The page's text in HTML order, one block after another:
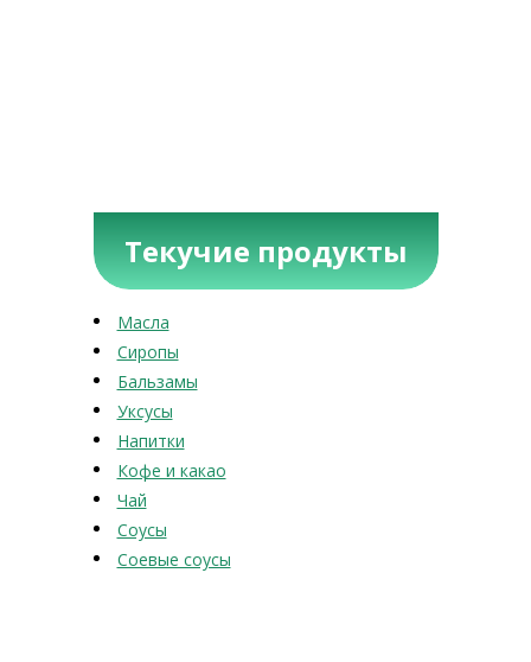
Текучие продукты
Масла
Сиропы
Бальзамы
Уксусы
Напитки
Кофе и какао
Чай
Соусы
Соевые соусы